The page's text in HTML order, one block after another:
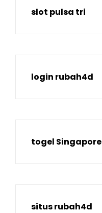
slot pulsa tri
login rubah4d
togel Singapore
situs rubah4d